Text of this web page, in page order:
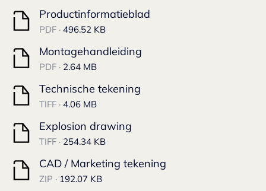
Productinformatieblad
PDF · 496.52 KB
Montagehandleiding
PDF · 2.64 MB
Technische tekening
TIFF · 4.06 MB
Explosion drawing
TIFF · 254.34 KB
CAD / Marketing tekening
ZIP · 192.07 KB